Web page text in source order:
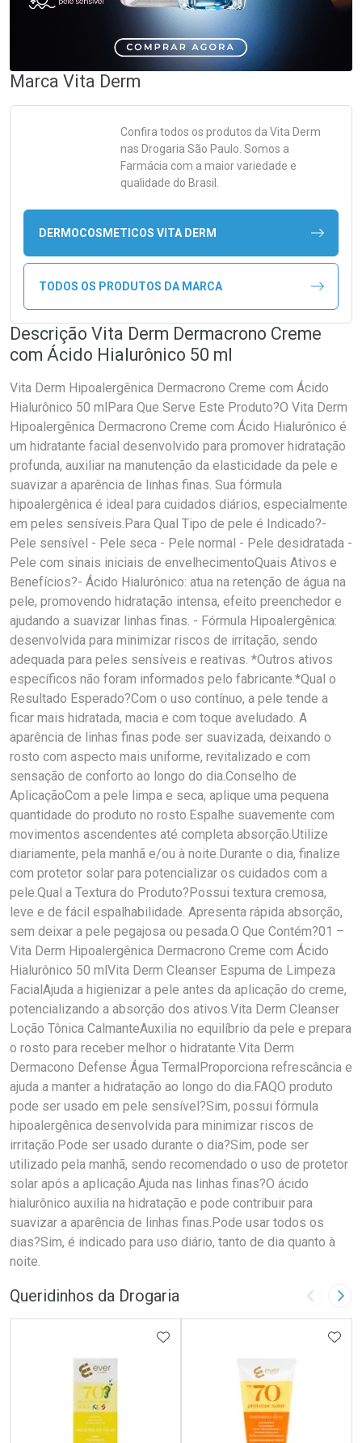
Marca Vita Derm
Confira todos os produtos da Vita Derm
nas Drogaria São Paulo. Somos a
Farmácia com a maior variedade e
qualidade do Brasil.
DERMOCOSMETICOS VITA DERM
TODOS OS PRODUTOS DA MARCA
Descrição Vita Derm Dermacrono Creme
com Ácido Hialurônico 50 ml
Vita Derm Hipoalergênica Dermacrono Creme com Ácido
Hialurônico 50 mlPara Que Serve Este Produto?O Vita Derm
Hipoalergênica Dermacrono Creme com Ácido Hialurônico é
um hidratante facial desenvolvido para promover hidratação
profunda, auxiliar na manutenção da elasticidade da pele e
suavizar a aparência de linhas finas. Sua fórmula
hipoalergênica é ideal para cuidados diários, especialmente
em peles sensíveis.Para Qual Tipo de pele é Indicado?-
Pele sensível - Pele seca - Pele normal - Pele desidratada -
Pele com sinais iniciais de envelhecimentoQuais Ativos e
Benefícios?- Ácido Hialurônico: atua na retenção de água na
pele, promovendo hidratação intensa, efeito preenchedor e
ajudando a suavizar linhas finas. - Fórmula Hipoalergênica:
desenvolvida para minimizar riscos de irritação, sendo
adequada para peles sensíveis e reativas. *Outros ativos
específicos não foram informados pelo fabricante.*Qual o
Resultado Esperado?Com o uso contínuo, a pele tende a
ficar mais hidratada, macia e com toque aveludado. A
aparência de linhas finas pode ser suavizada, deixando o
rosto com aspecto mais uniforme, revitalizado e com
sensação de conforto ao longo do dia.Conselho de
AplicaçãoCom a pele limpa e seca, aplique uma pequena
quantidade do produto no rosto.Espalhe suavemente com
movimentos ascendentes até completa absorção.Utilize
diariamente, pela manhã e/ou à noite.Durante o dia, finalize
com protetor solar para potencializar os cuidados com a
pele.Qual a Textura do Produto?Possui textura cremosa,
leve e de fácil espalhabilidade. Apresenta rápida absorção,
sem deixar a pele pegajosa ou pesada.O Que Contém?01 –
Vita Derm Hipoalergênica Dermacrono Creme com Ácido
Hialurônico 50 mlVita Derm Cleanser Espuma de Limpeza
FacialAjuda a higienizar a pele antes da aplicação do creme,
potencializando a absorção dos ativos.Vita Derm Cleanser
Loção Tônica CalmanteAuxilia no equilíbrio da pele e prepara
o rosto para receber melhor o hidratante.Vita Derm
Dermacono Defense Água TermalProporciona refrescância e
ajuda a manter a hidratação ao longo do dia.FAQO produto
pode ser usado em pele sensível?Sim, possui fórmula
hipoalergênica desenvolvida para minimizar riscos de
irritação.Pode ser usado durante o dia?Sim, pode ser
utilizado pela manhã, sendo recomendado o uso de protetor
solar após a aplicação.Ajuda nas linhas finas?O ácido
hialurônico auxilia na hidratação e pode contribuir para
suavizar a aparência de linhas finas.Pode usar todos os
dias?Sim, é indicado para uso diário, tanto de dia quanto à
noite.
Queridinhos da Drogaria Imagem
ADICIONAR AOS FAVORITOS